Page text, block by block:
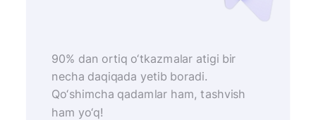
90% dan ortiq o‘tkazmalar atigi bir
necha daqiqada yetib boradi.
Qo‘shimcha qadamlar ham, tashvish
ham yo‘q!